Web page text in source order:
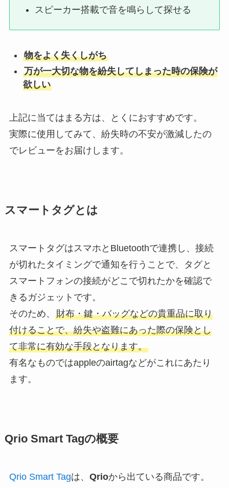
スピーカー搭載で音を鳴らして探せる
物をよく失くしがち
万が一大切な物を紛失してしまった時の保険が
欲しい
上記に当てはまる方は、とくにおすすめです。
実際に使用してみて、紛失時の不安が激減したの
でレビューをお届けします。
スマートタグとは
スマートタグはスマホとBluetoothで連携し、接続
が切れたタイミングで通知を行うことで、タグと
スマートフォンの接続がどこで切れたかを確認で
きるガジェットです。
そのため、 財布・鍵・バッグなどの貴重品に取り
付けることで、紛失や盗難にあった際の保険とし
て非常に有効な手段となります。
有名なものではappleのairtagなどがこれにあたり
ます。
Qrio Smart Tagの概要
Qrio Smart Tagは、 Qrioから出ている商品です。